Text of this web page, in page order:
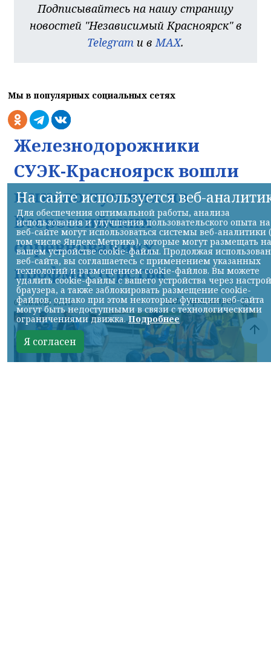
Подписывайтесь на нашу страницу
новостей "Независимый Красноярск" в
Telegram и в MAX.
Мы в популярных социальных сетях
Железнодорожники
СУЭК-Красноярск вошли
в число лучших на
Всероссийских
соревнованиях
профмастерства
07.08.2026 22:13 НИА-Красноярск
На сайте используется веб-
Для обеспечения оптимальной работы, анализа
использования и улучшения пользовательского опыта на
веб-сайте могут использоваться системы веб-аналитики
том числе Яндекс.Метрика), которые могут размещать на
вашем устройстве cookie-файлы. Продолжая
веб-сайта, вы соглашаетесь с применением указанных
технологий и размещением cookie-файлов. Вы можете
удалить cookie-файлы с вашего устройства через
браузера, а также заблокировать размещение cookie-
файлов, однако при этом некоторые функции веб-сайта
могут быть недоступными в связи с технологическими
ограничениями движка.Подробнее
Я согласен